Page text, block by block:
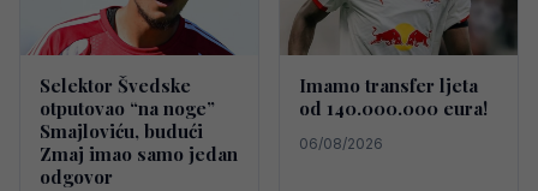
Selektor Švedske
otputovao “na noge”
Smajloviću, budući
Zmaj imao samo jedan
odgovor
Imamo transfer ljeta
od 140.000.000 eura!
06/08/2026